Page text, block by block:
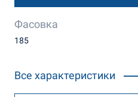
Фасовка
185
Все характеристики